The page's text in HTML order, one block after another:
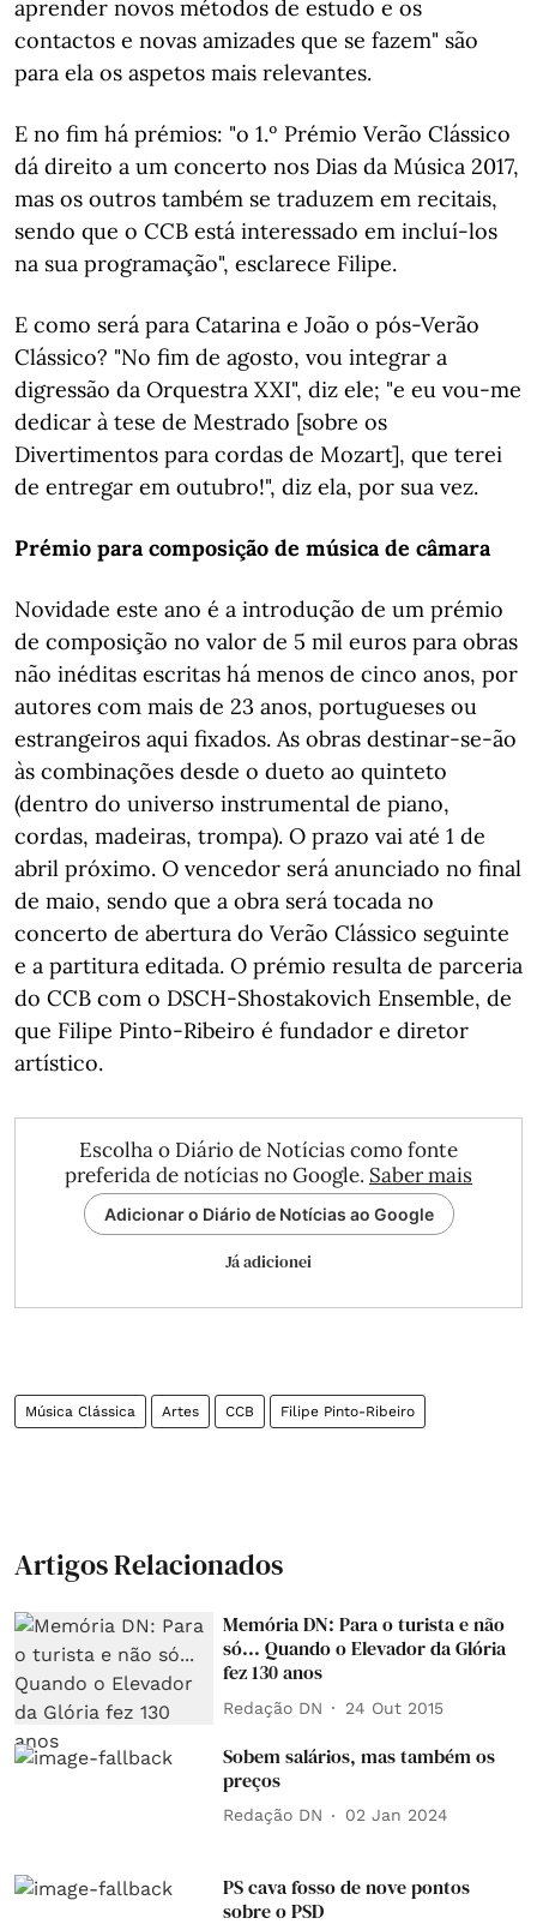
aprender novos métodos de estudo e os
contactos e novas amizades que se fazem" são
para ela os aspetos mais relevantes.
E no fim há prémios: "o 1.º Prémio Verão Clássico
dá direito a um concerto nos Dias da Música 2017,
mas os outros também se traduzem em recitais,
sendo que o CCB está interessado em incluí-los
na sua programação", esclarece Filipe.
E como será para Catarina e João o pós-Verão
Clássico? "No fim de agosto, vou integrar a
digressão da Orquestra XXI", diz ele; "e eu vou-me
dedicar à tese de Mestrado [sobre os
Divertimentos para cordas de Mozart], que terei
de entregar em outubro!", diz ela, por sua vez.
Prémio para composição de música de câmara
Novidade este ano é a introdução de um prémio
de composição no valor de 5 mil euros para obras
não inéditas escritas há menos de cinco anos, por
autores com mais de 23 anos, portugueses ou
estrangeiros aqui fixados. As obras destinar-se-ão
às combinações desde o dueto ao quinteto
(dentro do universo instrumental de piano,
cordas, madeiras, trompa). O prazo vai até 1 de
abril próximo. O vencedor será anunciado no final
de maio, sendo que a obra será tocada no
concerto de abertura do Verão Clássico seguinte
e a partitura editada. O prémio resulta de parceria
do CCB com o DSCH-Shostakovich Ensemble, de
que Filipe Pinto-Ribeiro é fundador e diretor
artístico.
Escolha o Diário de Notícias como fonte
preferida de notícias no Google. Saber mais
Adicionar o Diário de Notícias ao Google
Já adicionei
Música Clássica Artes CCB Filipe Pinto-Ribeiro
Artigos Relacionados
Memória DN: Para o turista e não
só... Quando o Elevador da Glória
fez 130 anos
Redação DN 24 Out 2015
Sobem salários, mas também os
preços
Redação DN 02 Jan 2024
PS cava fosso de nove pontos
sobre o PSD